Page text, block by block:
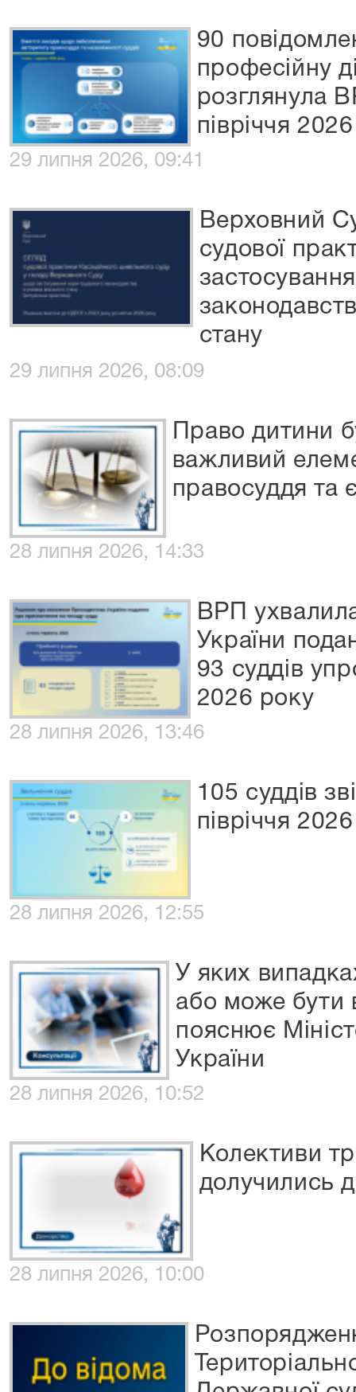
90
професійну
розглянула
півріччя
29 липня 2026, 09:41
Верховний
судової
стану
29 липня 2026, 08:09
Право дитини
важливий
правосуддя та
28 липня 2026, 14:33
ВРП
України
93 суддів
2026 року
28 липня 2026, 13:46
105 суддів
півріччя
28 липня 2026, 12:55
У яких
або може бути
пояснює
України
28 липня 2026, 10:52
Колективи
долучились
28 липня 2026, 10:00